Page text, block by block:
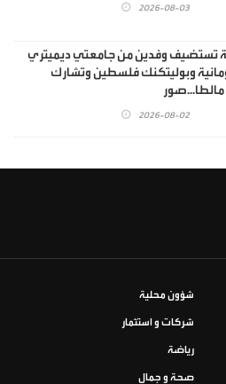
2026-08-03
تستضيف وفدين من جامعتي ديميتري
وبوليتكنك فلسطين وتشارك
2026-08-02
شؤون محلية
شركات و استثمار
رياضة
صحة و جمال